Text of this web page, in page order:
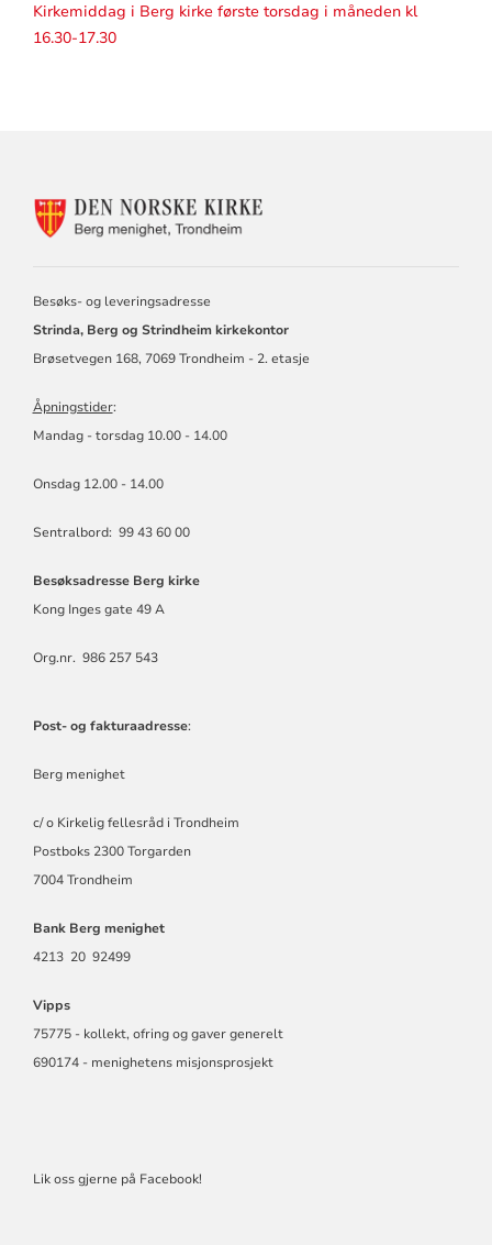
Kirkemiddag i Berg kirke første torsdag i måneden kl
16.30-17.30
Besøks- og leveringsadresse
Strinda, Berg og Strindheim kirkekontor
Brøsetvegen 168, 7069 Trondheim - 2. etasje
Åpningstider:
Mandag - torsdag 10.00 - 14.00
Onsdag 12.00 - 14.00
Sentralbord: 99 43 60 00
Besøksadresse Berg kirke
Kong Inges gate 49 A
Org.nr. 986 257 543
Post- og fakturaadresse:
Berg menighet
c/ o Kirkelig fellesråd i Trondheim
Postboks 2300 Torgarden
7004 Trondheim
Bank Berg menighet
4213 20 92499
Vipps
75775 - kollekt, ofring og gaver generelt
690174 - menighetens misjonsprosjekt
Lik oss gjerne på Facebook!